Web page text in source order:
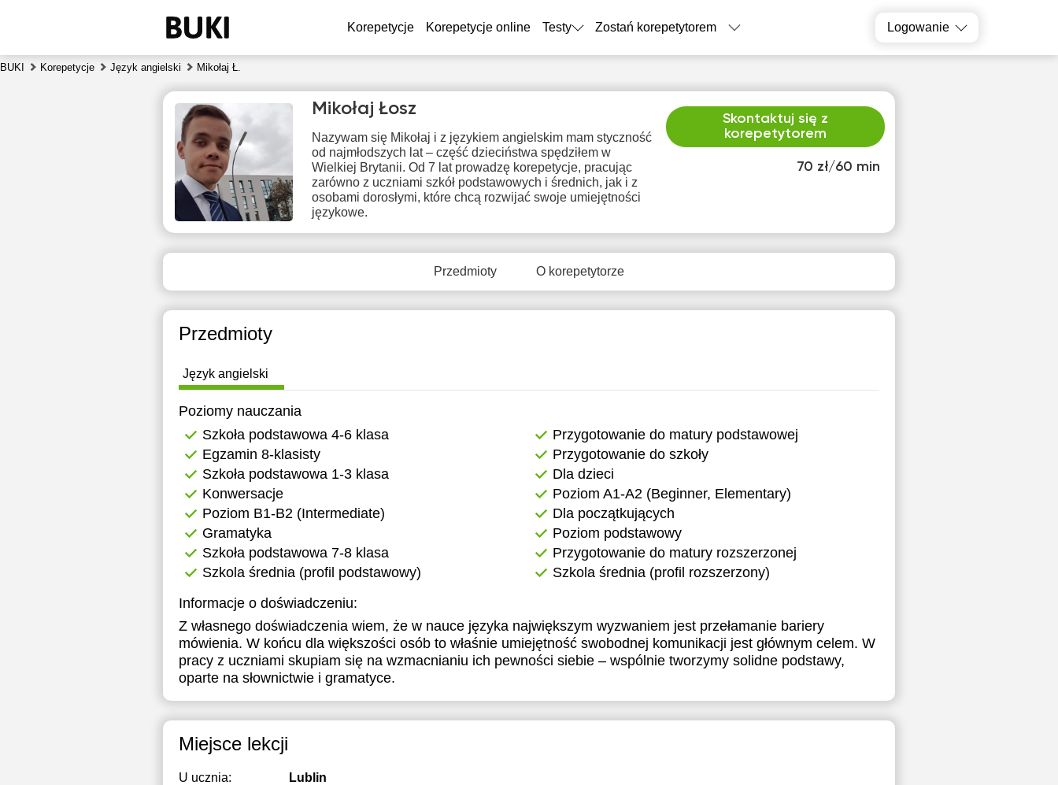
Korepetycje Korepetycje online Testy Zostań korepetytorem Logowanie
BUKI Korepetycje Język angielski Mikołaj Ł.
70 zł/60 min
Skontaktuj się z
korepetytorem
Mikołaj Łosz
Nazywam się Mikołaj i z językiem angielskim mam styczność
od najmłodszych lat – część dzieciństwa spędziłem w
Wielkiej Brytanii. Od 7 lat prowadzę korepetycje, pracując
zarówno z uczniami szkół podstawowych i średnich, jak i z
osobami dorosłymi, które chcą rozwijać swoje umiejętności
językowe.
Przedmioty O korepetytorze
Przedmioty
Język angielski
Poziomy nauczania
Szkoła podstawowa 4-6 klasa
Przygotowanie do matury podstawowej
Egzamin 8-klasisty
Przygotowanie do szkoły
Szkoła podstawowa 1-3 klasa
Dla dzieci
Konwersacje
Poziom A1-A2 (Beginner, Elementary)
Poziom B1-B2 (Intermediate)
Dla początkujących
Gramatyka
Poziom podstawowy
Szkoła podstawowa 7-8 klasa
Przygotowanie do matury rozszerzonej
Szkola średnia (profil podstawowy)
Szkola średnia (profil rozszerzony)
Informacje o doświadczeniu:
Z własnego doświadczenia wiem, że w nauce języka największym wyzwaniem jest przełamanie bariery
mówienia. W końcu dla większości osób to właśnie umiejętność swobodnej komunikacji jest głównym celem. W
pracy z uczniami skupiam się na wzmacnianiu ich pewności siebie – wspólnie tworzymy solidne podstawy,
oparte na słownictwie i gramatyce.
Miejsce lekcji
U ucznia:
Lublin
pią
7
sob
8
9
10
11
12
13
dostępnych
10:30
12:30
14:00
14:30
15:00
15:30
16:00
16:30
17:00
10:30
16:00
17:00
Brak
dostępnych
Brak
dostępnych
dostępnych
dostępnych